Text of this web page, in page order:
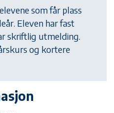
som får plass
Eleven har fast
skriftlig utmelding.
og kortere